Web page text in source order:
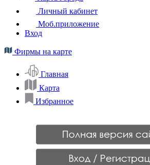
Личный кабинет
Моб.приложение
Вход
Фирмы на карте
Главная
Карта
Избранное